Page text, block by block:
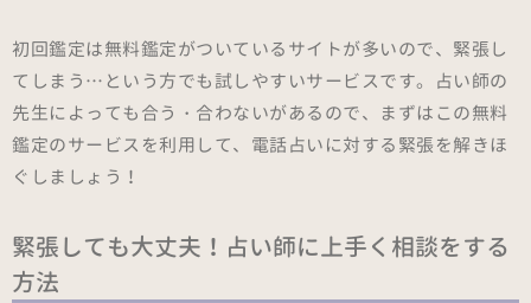
初回鑑定は無料鑑定がついているサイトが多いので、緊張し
てしまう…という方でも試しやすいサービスです。占い師の
先生によっても合う・合わないがあるので、まずはこの無料
鑑定のサービスを利用して、電話占いに対する緊張を解きほ
ぐしましょう！
緊張しても大丈夫！占い師に上手く相談をする
方法